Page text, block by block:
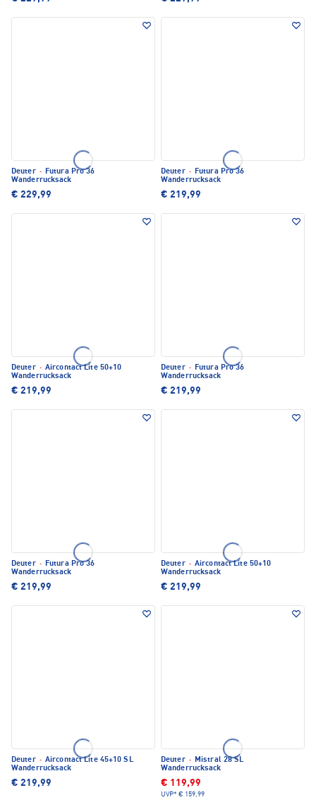
Deuter · Futura Pro 36
Wanderrucksack
€ 229,99
Deuter · Futura Pro 36
Wanderrucksack
€ 219,99
Deuter · Aircontact Lite 50+10
Wanderrucksack
€ 219,99
Deuter · Futura Pro 36
Wanderrucksack
€ 219,99
Deuter · Futura Pro 36
Wanderrucksack
€ 219,99
Deuter · Aircontact Lite 50+10
Wanderrucksack
€ 219,99
Deuter · Aircontact Lite 45+10 SL
Wanderrucksack
€ 219,99
Deuter · Mistral 28 SL
Wanderrucksack
€ 119,99
UVP* € 159,99